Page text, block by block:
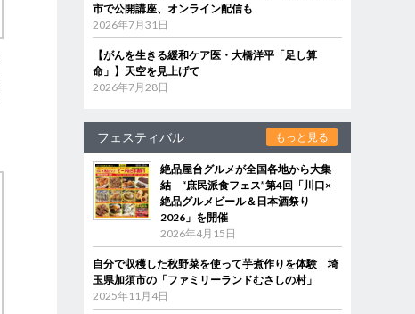
市で公開講座、オンライン配信も
2026年7月31日
【がんを生きる緩和ケア医・大橋洋平「足し算
命」】天空を見上げて
2026年7月28日
フェスティバル もっと見る
絶品屋台グルメが全国各地から大集
結 “庶民派食フェス”第4回「川口×
絶品グルメビール＆日本酒祭り
2026」を開催
2026年4月15日
自分で収穫した秋野菜を使って芋煮作りを体験 埼
玉県加須市の「ファミリーランドむさしの村」
2025年11月4日